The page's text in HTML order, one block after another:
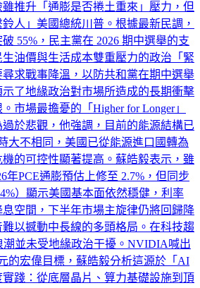
推升「通膨是否捲土重來」壓力，但
鈴人」美國總統川普。根據最新民調，
55%，民主黨在 2026 期中選舉的支
油價與生活成本雙重壓力的政治「緊
求戰事降溫，以防共和黨在期中選舉
了地緣政治對市場所造成的長期衝擊
市場最擔憂的「Higher for Longer」
於悲觀，他強調，目前的能源結構已
大不相同，美國已從能源進口國轉為
的可控性顯著提高。蘇皓毅表示，雖
年PCE通膨預估上修至 2.7%，但同步
）顯示美國基本面依然穩健，利率
空間，下半年市場主旋律仍將回歸降
以撼動中長線的多頭格局。在科技趨
並未受地緣政治干擾。NVIDIA喊出
的宏偉目標，蘇皓毅分析這源於「AI
踐：從底層晶片、算力基礎設施到頂